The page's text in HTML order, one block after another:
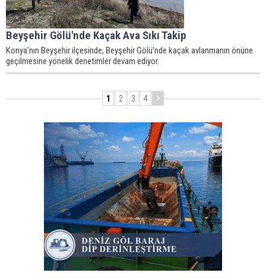
Beyşehir Gölü'nde Kaçak Ava Sıkı Takip
Konya’nın Beyşehir ilçesinde, Beyşehir Gölü’nde kaçak avlanmanın önüne
geçilmesine yönelik denetimler devam ediyor.
1 2 3 4